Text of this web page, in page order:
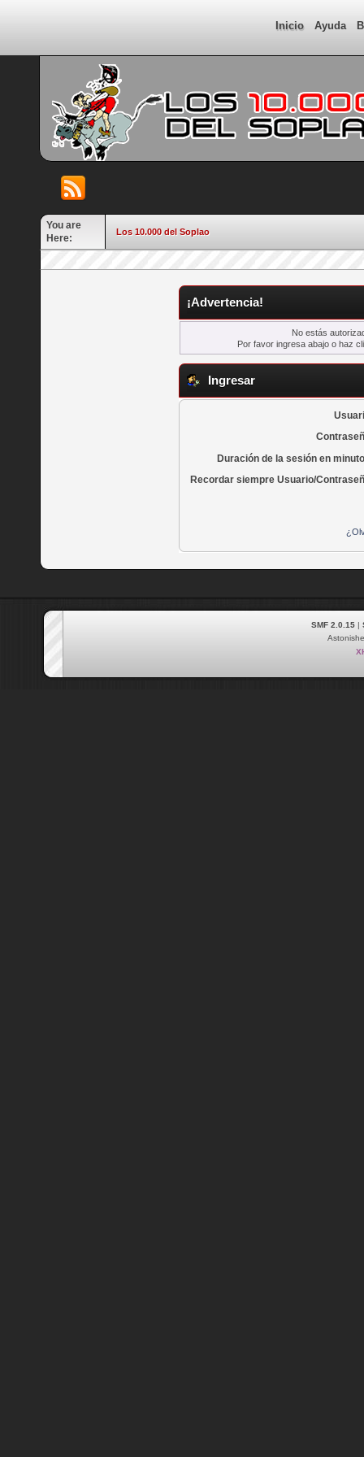
Inicio Ayuda
You are
Here:
Los 10.000 del Soplao
¡Advertencia!
No estás
Por favor ingresa abajo o haz
Ingresar
Duración de la sesión en
Recordar siempre Usuario/
SMF 2.0.15|